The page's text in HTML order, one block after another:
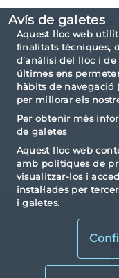
Avís de galetes
Aquest lloc web
finalitats tècniques,
d’anàlisi del lloc i
últimes ens
hàbits de navegació
per millorar els
Per obtenir més
de galetes
Aquest lloc web
amb polítiques de
visualitzar-los i
instal·lades per
i galetes.
09/10/2003 LIDORAL,
Criterios de